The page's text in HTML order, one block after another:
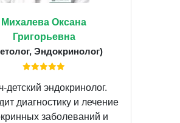
Михалева Оксана
Григорьевна
Эндокринолог)
детский эндокринолог.
диагностику и лечение
заболеваний и